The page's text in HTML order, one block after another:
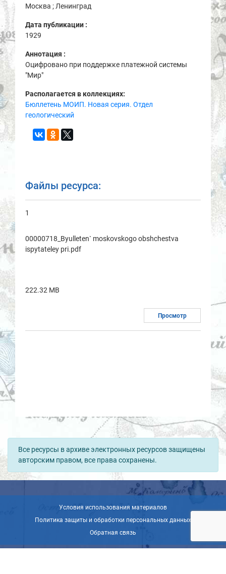
Москва ; Ленинград
Дата публикации :
1929
Аннотация :
Оцифровано при поддержке платежной системы
"Мир"
Располагается в коллекциях:
Бюллетень МОИП. Новая серия. Отдел
геологический
Файлы ресурса:
1
00000718_Byulleten` moskovskogo obshchestvа
ispytаteley pri.pdf
222.32 MB
Просмотр
Все ресурсы в архиве электронных ресурсов защищены
авторским правом, все права сохранены.
Условия использования материалов
Политика защиты и обработки персональных данных
Обратная связь